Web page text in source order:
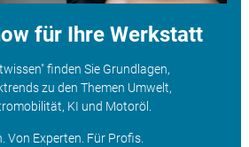
für Ihre Werkstatt
finden Sie Grundlagen,
zu den Themen Umwelt,
KI und Motoröl.
Von Experten. Für Profis.